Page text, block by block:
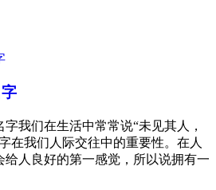
我们在生活中常常说“未见其人，
在我们人际交往中的重要性。在人
给人良好的第一感觉，所以说拥有一